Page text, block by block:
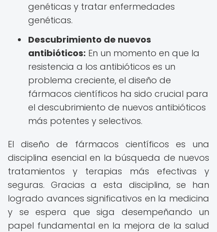
genéticas y tratar enfermedades
genéticas.
Descubrimiento de nuevos
antibióticos: En un momento en que la
resistencia a los antibióticos es un
problema creciente, el diseño de
fármacos científicos ha sido crucial para
el descubrimiento de nuevos antibióticos
más potentes y selectivos.
El diseño de fármacos científicos es una
disciplina esencial en la búsqueda de nuevos
tratamientos y terapias más efectivas y
seguras. Gracias a esta disciplina, se han
logrado avances significativos en la medicina
y se espera que siga desempeñando un
papel fundamental en la mejora de la salud